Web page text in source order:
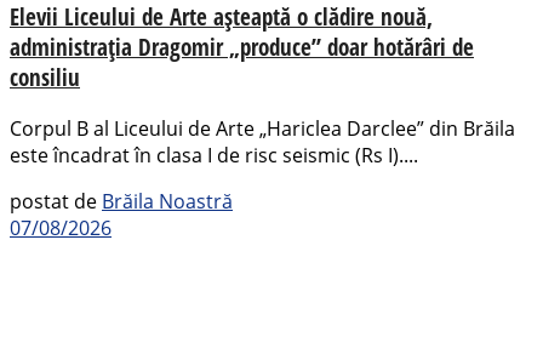
Elevii Liceului de Arte așteaptă o clădire nouă,
administrația Dragomir „produce” doar hotărâri de
consiliu
Corpul B al Liceului de Arte „Hariclea Darclee” din Brăila
este încadrat în clasa I de risc seismic (Rs I)....
postat de Brăila Noastră
07/08/2026